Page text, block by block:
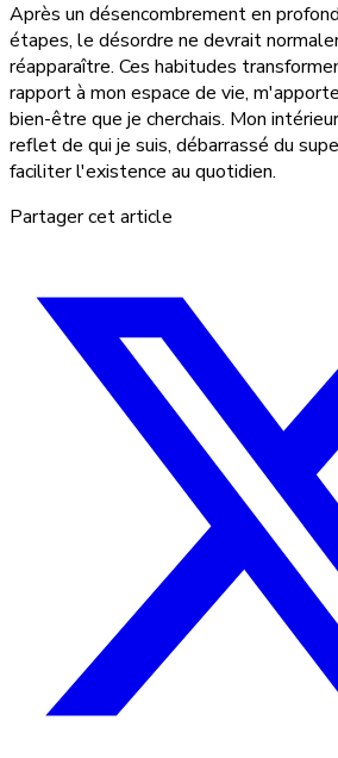
Après un désencombrement en
étapes, le désordre ne devrait
réapparaître. Ces habitudes
rapport à mon espace de vie,
bien-être que je cherchais. Mon
reflet de qui je suis, débarrassé du
faciliter l'existence au quotidien.
Partager cet article